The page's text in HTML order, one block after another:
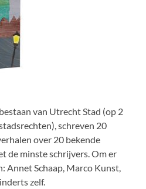
van Utrecht Stad (op 2
schreven 20
over 20 bekende
de minste schrijvers. Om er
Annet Schaap, Marco Kunst,
zelf.